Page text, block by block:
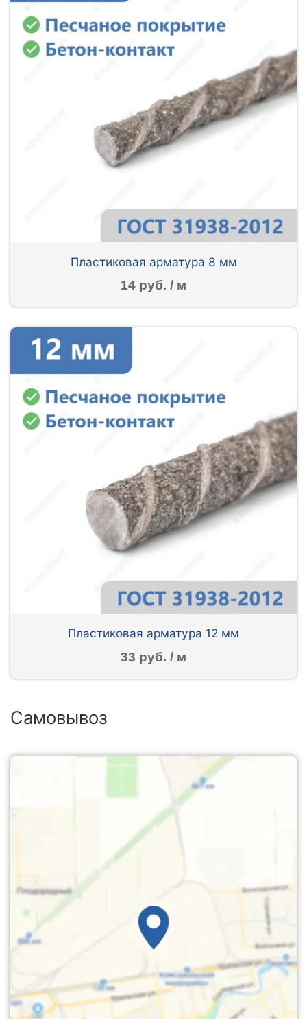
Пластиковая арматура 8 мм
14 руб. / м
Пластиковая арматура 12 мм
33 руб. / м
Самовывоз